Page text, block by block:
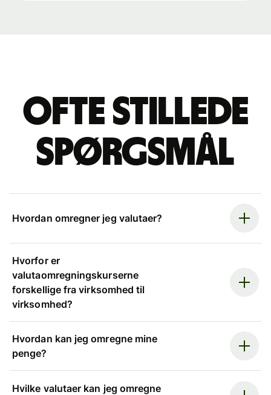
Ofte stillede
spørgsmål
Hvordan omregner jeg valutaer?
Hvorfor er
valutaomregningskurserne
forskellige fra virksomhed til
virksomhed?
Hvordan kan jeg omregne mine
penge?
Hvilke valutaer kan jeg omregne